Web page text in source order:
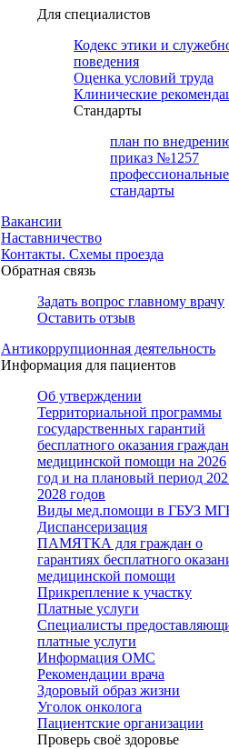
Для специалистов
Кодекс этики и
поведения
Оценка условий труда
Клинические
Cтандарты
план по
приказ №1257
профессиональные
стандарты
Вакансии
Наставничество
Контакты. Схемы проезда
Обратная связь
Задать вопрос главному врачу
Оставить отзыв
Антикоррупционная деятельность
Информация для пациентов
Об утверждении
Территориальной программы
государственных гарантий
бесплатного оказания
медицинской помощи на 2026
год и на плановый период
2028 годов
Виды мед.помощи в ГБУЗ
Диспансеризация
ПАМЯТКА для граждан о
гарантиях бесплатного
медицинской помощи
Прикрепление к участку
Платные услуги
Специалисты
платные услуги
Информация ОМС
Рекомендации врача
Здоровый образ жизни
Уголок онколога
Пациентские организации
Проверь своё здоровье